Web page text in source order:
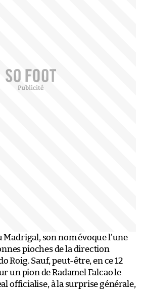
Madrigal, son nom évoque l’une
pioches de la direction
Roig. Sauf, peut-être, en ce 12
un pion de Radamel Falcao le
officialise, à la surprise générale,